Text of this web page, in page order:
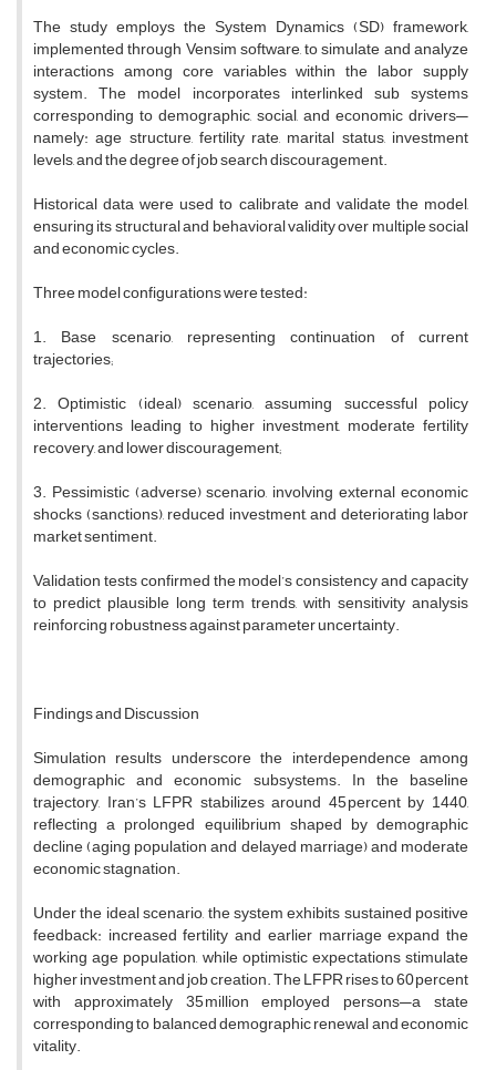
The study employs the System Dynamics (SD) framework,
implemented through Vensim software, to simulate and analyze
interactions among core variables within the labor supply
system. The model incorporates interlinked sub systems
corresponding to demographic, social, and economic drivers—
namely: age structure, fertility rate, marital status, investment
levels, and the degree of job search discouragement.
Historical data were used to calibrate and validate the model,
ensuring its structural and behavioral validity over multiple social
and economic cycles.
Three model configurations were tested:
1. Base scenario, representing continuation of current
trajectories;
2. Optimistic (ideal) scenario, assuming successful policy
interventions leading to higher investment, moderate fertility
recovery, and lower discouragement;
3. Pessimistic (adverse) scenario, involving external economic
shocks (sanctions), reduced investment, and deteriorating labor
market sentiment.
Validation tests confirmed the model’s consistency and capacity
to predict plausible long term trends, with sensitivity analysis
reinforcing robustness against parameter uncertainty.
Findings and Discussion
Simulation results underscore the interdependence among
demographic and economic subsystems. In the baseline
trajectory, Iran’s LFPR stabilizes around 45 percent by 1440,
reflecting a prolonged equilibrium shaped by demographic
decline (aging population and delayed marriage) and moderate
economic stagnation.
Under the ideal scenario, the system exhibits sustained positive
feedback: increased fertility and earlier marriage expand the
working age population, while optimistic expectations stimulate
higher investment and job creation. The LFPR rises to 60 percent
with approximately 35 million employed persons—a state
corresponding to balanced demographic renewal and economic
vitality.